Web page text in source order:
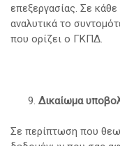
επεξεργασίας. Σε
αναλυτικά το
που ορίζει ο ΓΚΠΔ.
Δικαίωμα
Σε περίπτωση που